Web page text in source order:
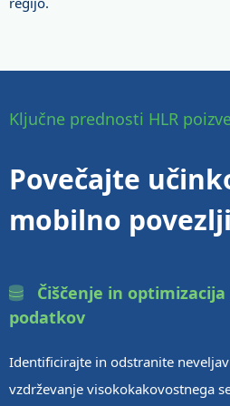
Ključne prednosti HLR
Povečajte
mobilno
Čiščenje in optimizacija
podatkov
Identificirajte in odstranite
vzdrževanje visokokakovostnega